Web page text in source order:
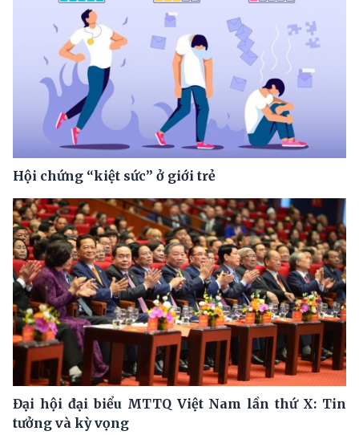
Hội chứng “kiệt sức” ở giới trẻ
Đại hội đại biểu MTTQ Việt Nam lần thứ X: Tin
tưởng và kỳ vọng